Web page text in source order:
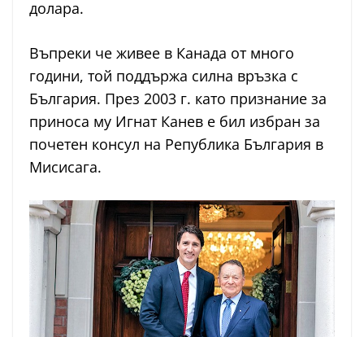
долара.
Въпреки че живее в Канада от много
години, той поддържа силна връзка с
България. През 2003 г. като признание за
приноса му Игнат Канев е бил избран за
почетен консул на Република България в
Мисисага.